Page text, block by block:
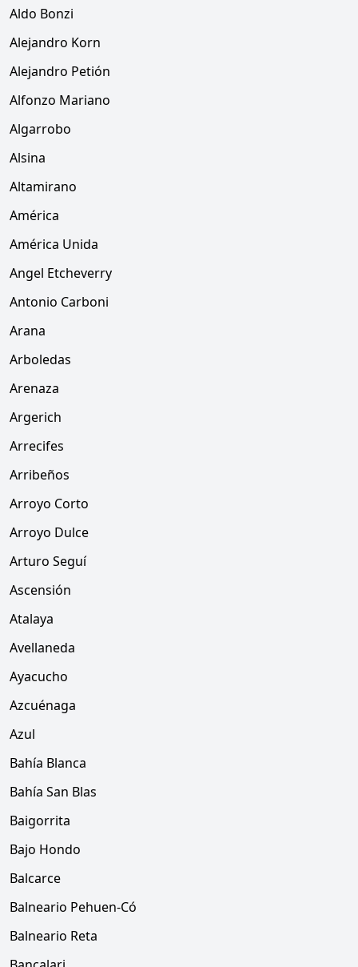
Aldo Bonzi
Alejandro Korn
Alejandro Petión
Alfonzo Mariano
Algarrobo
Alsina
Altamirano
América
América Unida
Angel Etcheverry
Antonio Carboni
Arana
Arboledas
Arenaza
Argerich
Arrecifes
Arribeños
Arroyo Corto
Arroyo Dulce
Arturo Seguí
Ascensión
Atalaya
Avellaneda
Ayacucho
Azcuénaga
Azul
Bahía Blanca
Bahía San Blas
Baigorrita
Bajo Hondo
Balcarce
Balneario Pehuen-Có
Balneario Reta